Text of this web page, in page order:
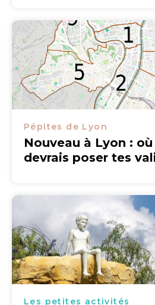
Pépites de Lyon
Nouveau à Lyon :
devrais poser tes
Les petites activités